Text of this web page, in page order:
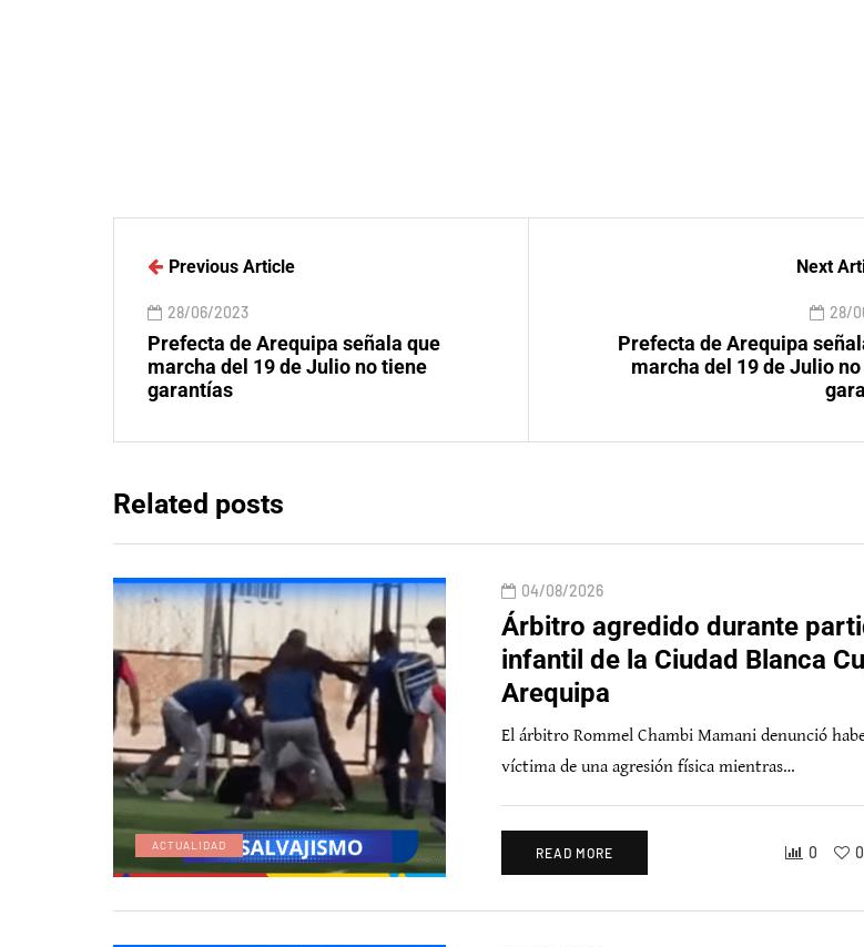
Previous Article
28/06/2023
Prefecta de Arequipa señala que
marcha del 19 de Julio no tiene
garantías
Next
28/
Prefecta de Arequipa
marcha del 19 de Julio
Related posts
ACTUALIDAD
04/08/2026
Árbitro agredido durante
infantil de la Ciudad Blanca
Arequipa
El árbitro Rommel Chambi Mamani denunció
víctima de una agresión física mientras…
READ MORE 0 0